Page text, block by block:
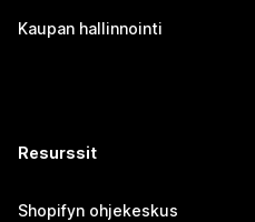
Kaupan hallinnointi
Resurssit
Shopifyn ohjekeskus